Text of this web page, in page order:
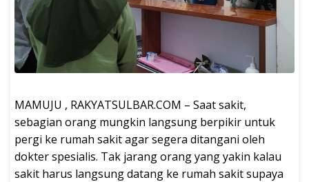
MAMUJU , RAKYATSULBAR.COM – Saat sakit,
sebagian orang mungkin langsung berpikir untuk
pergi ke rumah sakit agar segera ditangani oleh
dokter spesialis. Tak jarang orang yang yakin kalau
sakit harus langsung datang ke rumah sakit supaya